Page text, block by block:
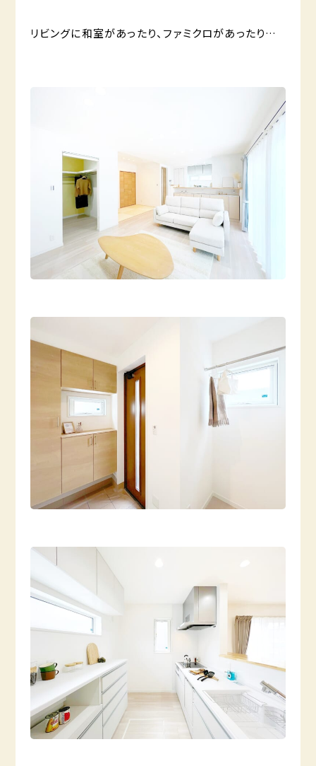
リビングに和室があったり、ファミクロがあったり…